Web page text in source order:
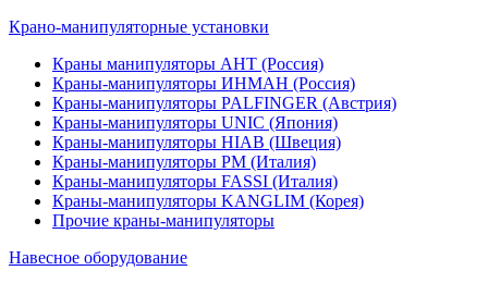
Крано-манипуляторные установки
Краны манипуляторы АНТ (Россия)
Краны-манипуляторы ИНМАН (Россия)
Краны-манипуляторы PALFINGER (Австрия)
Краны-манипуляторы UNIC (Япония)
Краны-манипуляторы HIAB (Швеция)
Краны-манипуляторы PM (Италия)
Краны-манипуляторы FASSI (Италия)
Краны-манипуляторы KANGLIM (Корея)
Прочие краны-манипуляторы
Навесное оборудование